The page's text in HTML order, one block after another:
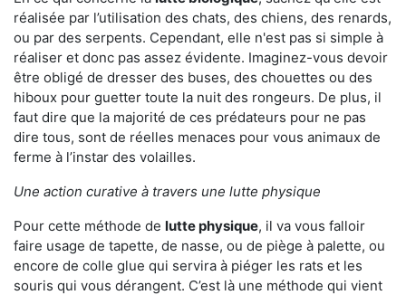
réalisée par l’utilisation des chats, des chiens, des renards,
ou par des serpents. Cependant, elle n'est pas si simple à
réaliser et donc pas assez évidente. Imaginez-vous devoir
être obligé de dresser des buses, des chouettes ou des
hiboux pour guetter toute la nuit des rongeurs. De plus, il
faut dire que la majorité de ces prédateurs pour ne pas
dire tous, sont de réelles menaces pour vous animaux de
ferme à l’instar des volailles.
Une action curative à travers une lutte physique
Pour cette méthode de lutte physique, il va vous falloir
faire usage de tapette, de nasse, ou de piège à palette, ou
encore de colle glue qui servira à piéger les rats et les
souris qui vous dérangent. C’est là une méthode qui vient